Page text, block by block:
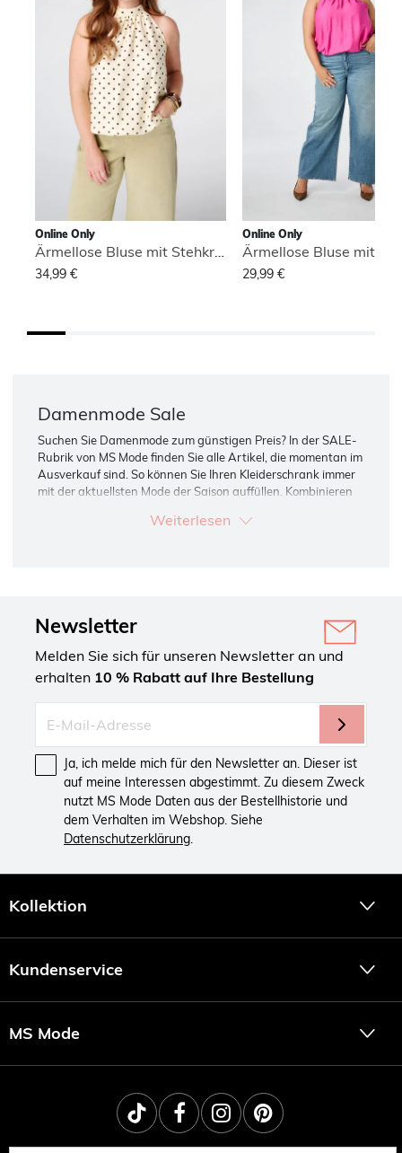
Online Only
34,99 €
Online Only
29,99 €
Damenmode Sale
Suchen Sie Damenmode zum günstigen Preis? In der SALE-
Rubrik von MS Mode finden Sie alle Artikel, die momentan im
Ausverkauf sind. So können Sie Ihren Kleiderschrank immer
mit der aktuellsten Mode der Saison auffüllen. Kombinieren
ein komplettes Outfit zum absoluten Schnäppchenpreis!
Weiterlesen
Newsletter
Melden Sie sich für unseren Newsletter an und
erhalten 10 % Rabatt auf Ihre Bestellung
Ja, ich melde mich für den Newsletter an. Dieser ist
auf meine Interessen abgestimmt. Zu diesem Zweck
nutzt MS Mode Daten aus der Bestellhistorie und
dem Verhalten im Webshop. Siehe
Datenschutzerklärung
Kollektion
Kundenservice
MS Mode